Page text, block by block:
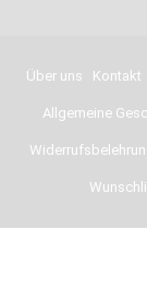
Über uns Kontakt
Allgemeine